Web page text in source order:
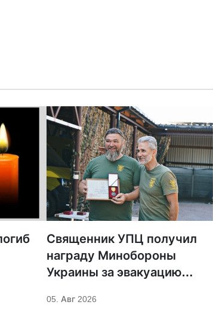
Священник УПЦ получил
награду Минобороны
Украины за эвакуацию
05. Авг 2026